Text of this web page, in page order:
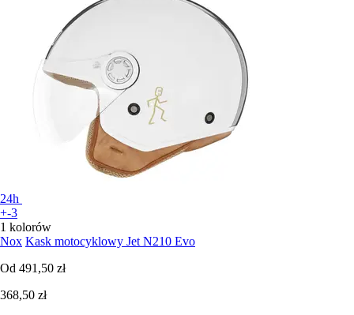
24h
+-3
1 kolorów
Nox Kask motocyklowy Jet N210 Evo
Od 491,50 zł
368,50 zł